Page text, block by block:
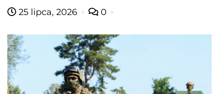
25 lipca, 2026 0